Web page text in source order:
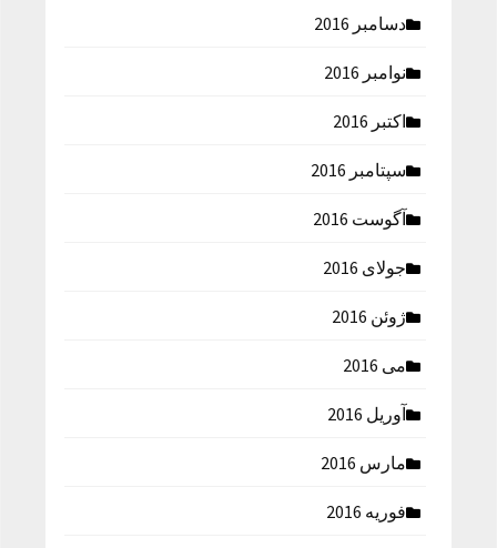
دسامبر 2016
نوامبر 2016
اکتبر 2016
سپتامبر 2016
آگوست 2016
جولای 2016
ژوئن 2016
می 2016
آوریل 2016
مارس 2016
فوریه 2016